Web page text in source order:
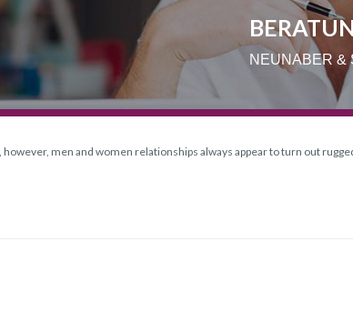
NEUNABER &
men and women relationships always appear to turn out